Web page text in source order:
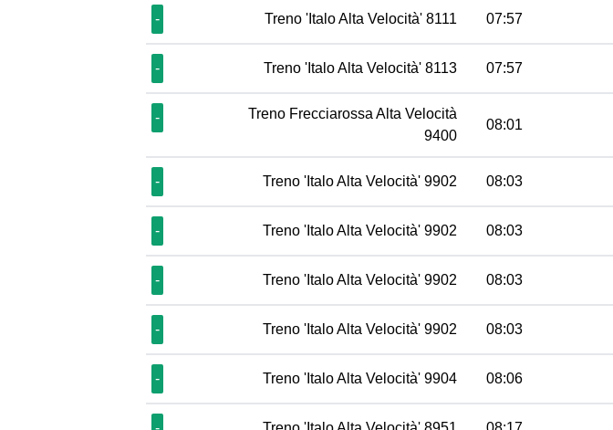
- Treno 'Italo Alta Velocità' 8111 07:57
- Treno 'Italo Alta Velocità' 8113 07:57
-
Treno Frecciarossa Alta Velocità
9400
08:01
- Treno 'Italo Alta Velocità' 9902 08:03
- Treno 'Italo Alta Velocità' 9902 08:03
- Treno 'Italo Alta Velocità' 9902 08:03
- Treno 'Italo Alta Velocità' 9902 08:03
- Treno 'Italo Alta Velocità' 9904 08:06